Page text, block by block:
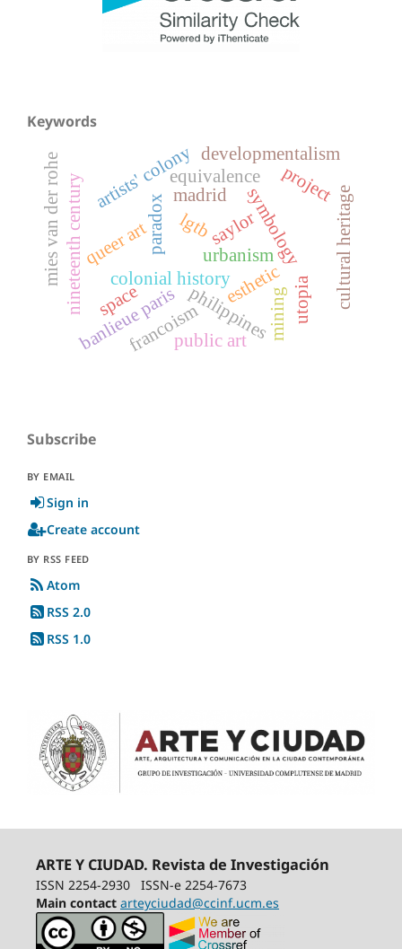
Keywords
symbology
lgtbsaylor
queer art
esthetic
philippines
madrid
colonial history
urbanism
nineteenth century mining
paradox
mies van der rohe project
space
equivalence
banlieue paris
artists' colony
francoism
developmentalism
cultural heritage
public art
utopia
Subscribe
BY EMAIL
Sign in
Create account
BY RSS FEED
Atom
RSS 2.0
RSS 1.0
ARTE Y CIUDAD. Revista de Investigación
ISSN 2254-2930
ISSN-e 2254-7673
Main contact arteyciudad@ccinf.ucm.es